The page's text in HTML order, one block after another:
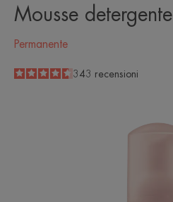
Mousse detergente
Permanente
4.6
/
5
343 recensioni